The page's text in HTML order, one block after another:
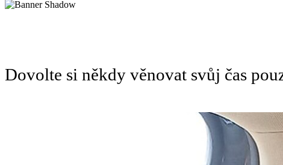
Dovolte si někdy věnovat svůj čas